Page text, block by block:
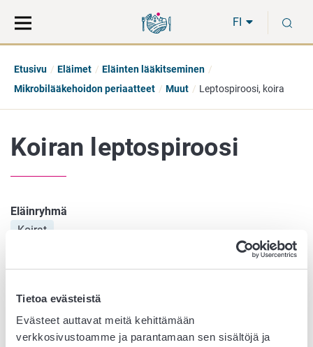
Tietoa evästeistä
Evästeet auttavat meitä kehittämään
verkkosivustoamme ja parantamaan sen sisältöjä ja
suoraan
sisältöön
koko
sivuston
FI
Etusivu Eläimet
Eläinten lääkitseminen
Mikrobilääkehoidon periaatteet
Muut Leptospiroosi, koira
Koiran leptospiroosi
Eläinryhmä
Koirat
Muut
Leptospirat